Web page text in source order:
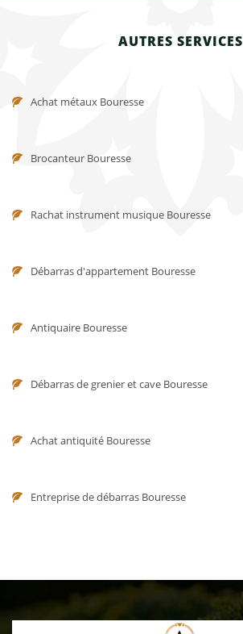
AUTRES SERVICES
Achat métaux Bouresse
Brocanteur Bouresse
Rachat instrument musique Bouresse
Débarras d'appartement Bouresse
Antiquaire Bouresse
Débarras de grenier et cave Bouresse
Achat antiquité Bouresse
Entreprise de débarras Bouresse